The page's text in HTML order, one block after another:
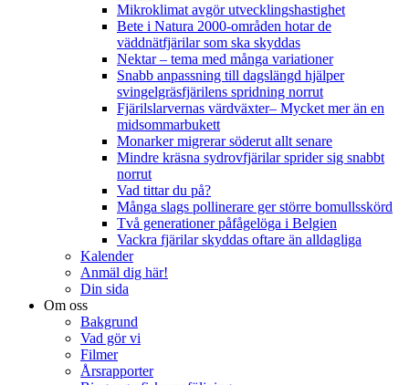
Mikroklimat avgör utvecklingshastighet
Bete i Natura 2000-områden hotar de
väddnätfjärilar som ska skyddas
Nektar – tema med många variationer
Snabb anpassning till dagslängd hjälper
svingelgräsfjärilens spridning norrut
Fjärilslarvernas värdväxter– Mycket mer än en
midsommarbukett
Monarker migrerar söderut allt senare
Mindre kräsna sydrovfjärilar sprider sig snabbt
norrut
Vad tittar du på?
Många slags pollinerare ger större bomullsskörd
Två generationer påfågelöga i Belgien
Vackra fjärilar skyddas oftare än alldagliga
Kalender
Anmäl dig här!
Din sida
Om oss
Bakgrund
Vad gör vi
Filmer
Årsrapporter